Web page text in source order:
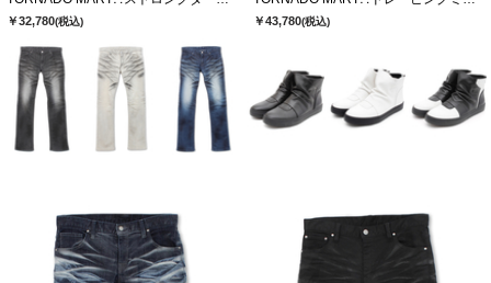
￥32,780(税込) ￥43,780(税込)